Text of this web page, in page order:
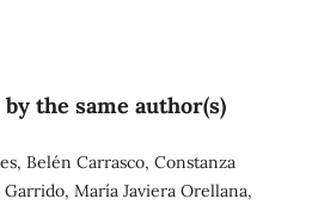
the same author(s)
Belén Carrasco, Constanza
María Javiera Orellana,